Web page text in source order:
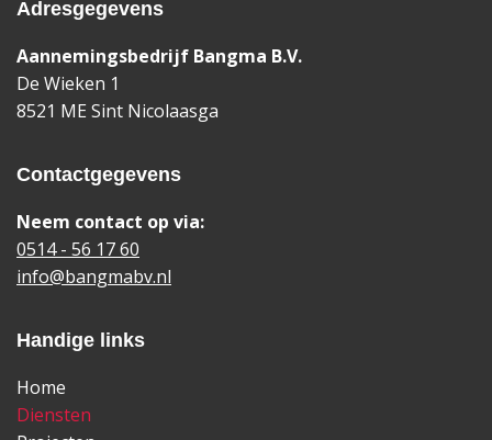
Adresgegevens
Aannemingsbedrijf Bangma B.V.
De Wieken 1
8521 ME Sint Nicolaasga
Contactgegevens
Neem contact op via:
0514 - 56 17 60
info@bangmabv.nl
Handige links
Home
Diensten